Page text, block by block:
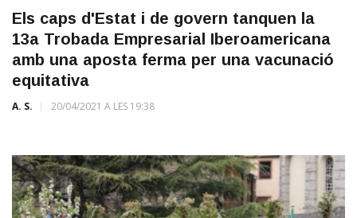
Els caps d'Estat i de govern tanquen la
13a Trobada Empresarial Iberoamericana
amb una aposta ferma per una vacunació
equitativa
A. S. 20/04/2021 A LES 19:38